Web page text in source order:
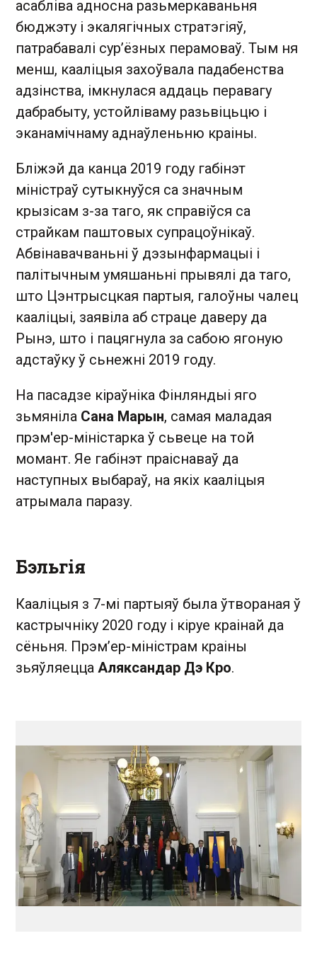
асабліва адносна разьмеркаваньня
бюджэту і экалягічных стратэгіяў,
патрабавалі сур’ёзных перамоваў. Тым ня
менш, кааліцыя захоўвала падабенства
адзінства, імкнулася аддаць перавагу
дабрабыту, устойліваму разьвіцьцю і
эканамічнаму аднаўленьню краіны.
Бліжэй да канца 2019 году габінэт
міністраў сутыкнуўся са значным
крызісам з-за таго, як справіўся са
страйкам паштовых супрацоўнікаў.
Абвінавачваньні ў дэзынфармацыі і
палітычным умяшаньні прывялі да таго,
што Цэнтрысцкая партыя, галоўны чалец
кааліцыі, заявіла аб страце даверу да
Рынэ, што і пацягнула за сабою ягоную
адстаўку ў сьнежні 2019 году.
На пасадзе кіраўніка Фінляндыі яго
зьмяніла Сана Марын, самая маладая
прэм'ер-міністарка ў сьвеце на той
момант. Яе габінэт праіснаваў да
наступных выбараў, на якіх кааліцыя
атрымала паразу.
Бэльгія
Кааліцыя з 7-мі партыяў была ўтвораная ў
кастрычніку 2020 году і кіруе краінай да
сёньня. Прэм’ер-міністрам краіны
зьяўляецца Аляксандар Дэ Кро.